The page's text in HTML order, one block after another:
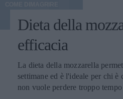
Dieta della
efficacia
La dieta della mozzarella
settimane ed è l'ideale per chi
non vuole perdere troppo